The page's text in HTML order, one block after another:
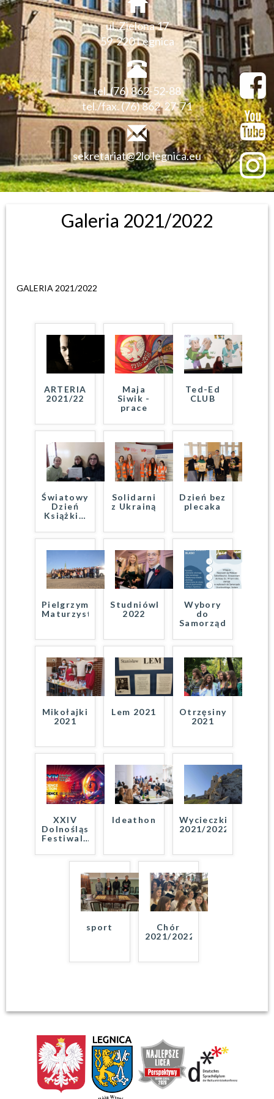
ul. Zielona 17
59-220 Legnica
tel. (76) 862-52-88
tel./fax. (76) 862-27-71
sekretariat@2lo.legnica.eu
Galeria 2021/2022
GALERIA 2021/2022
ARTERIA
2021/22
Maja
Siwik -
prace
Ted-Ed
CLUB
Światowy
Dzień
Książki…
Solidarni
z Ukrainą
Dzień bez
plecaka
Pielgrzymka
Maturzystów
Studniówka
2022
Wybory
do
Samorządu
Mikołajki
2021
Lem 2021
Otrzęsiny
2021
XXIV
Dolnośląski
Festiwal…
Ideathon
Wycieczki
2021/2022
sport
Chór
2021/2022